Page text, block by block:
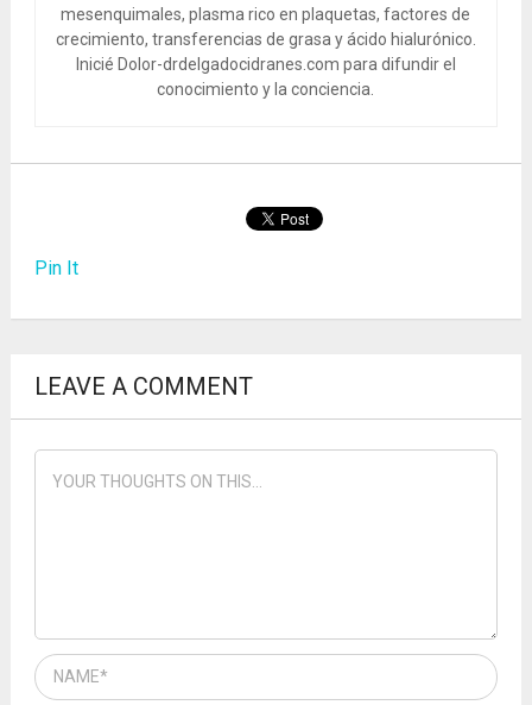
mesenquimales, plasma rico en plaquetas, factores de
crecimiento, transferencias de grasa y ácido hialurónico.
Inicié Dolor-drdelgadocidranes.com para difundir el
conocimiento y la conciencia.
Pin It
LEAVE A COMMENT